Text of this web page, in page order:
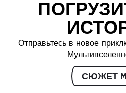
Отправьтесь в новое
СЮЖЕТ